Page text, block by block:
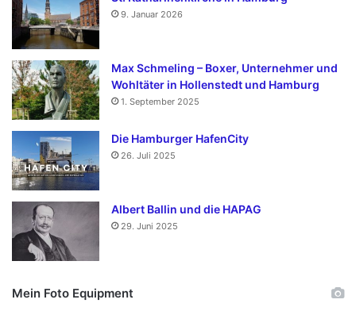
9. Januar 2026
Max Schmeling – Boxer, Unternehmer und
Wohltäter in Hollenstedt und Hamburg
1. September 2025
Die Hamburger HafenCity
26. Juli 2025
Albert Ballin und die HAPAG
29. Juni 2025
Mein Foto Equipment